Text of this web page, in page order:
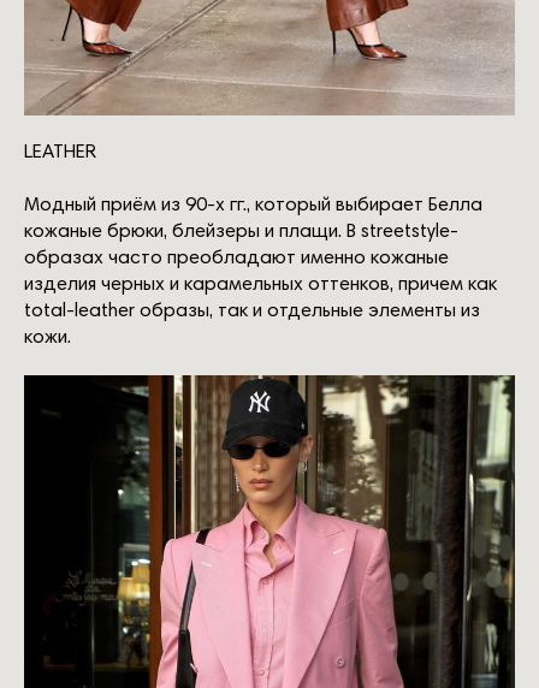
LEATHER
Модный приём из 90-х гг., который выбирает Белла
кожаные брюки, блейзеры и плащи. В streetstyle-
образах часто преобладают именно кожаные
изделия черных и карамельных оттенков, причем как
total-leather образы, так и отдельные элементы из
кожи.